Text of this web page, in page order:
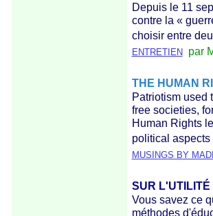
Depuis le 11
contre la «
choisir entre
ENTRETIENpar
THE HUMAN
Patriotism used
free societies,
Human Rights
political
MUSINGS BY
SUR
Vous savez ce
méthodes